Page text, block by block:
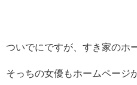
ついでにですが、すき家のホ
そっちの女優もホームページ